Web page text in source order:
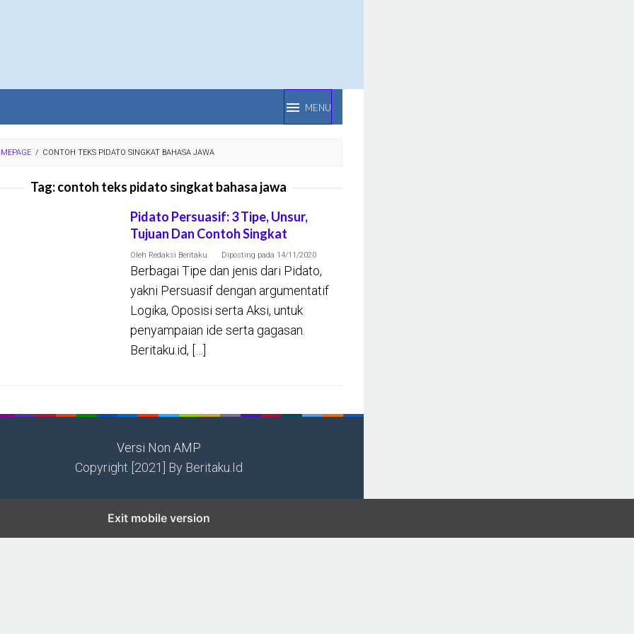
MENU
/ CONTOH TEKS PIDATO SINGKAT BAHASA JAWA
Tag:contoh teks pidato singkat bahasa jawa
Pidato Persuasif: 3 Tipe, Unsur,
Tujuan Dan Contoh Singkat
Oleh Redaksi Beritaku Diposting pada 14/11/2020
Berbagai Tipe dan jenis dari Pidato,
yakni Persuasif dengan argumentatif
Logika, Oposisi serta Aksi, untuk
penyampaian ide serta gagasan.
Beritaku.id, […]
Versi Non AMP
Copyright [2021] By Beritaku.Id
Exit mobile version